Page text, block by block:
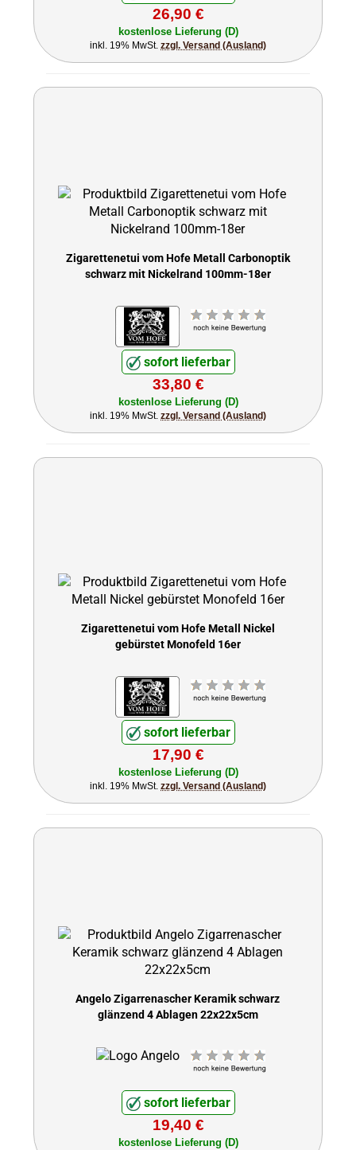
26,90 €
kostenlose Lieferung (D)
inkl. 19% MwSt. zzgl. Versand (Ausland)
Zigarettenetui vom Hofe Metall Carbonoptik
schwarz mit Nickelrand 100mm-18er
sofort lieferbar
33,80 €
kostenlose Lieferung (D)
inkl. 19% MwSt. zzgl. Versand (Ausland)
Zigarettenetui vom Hofe Metall Nickel
gebürstet Monofeld 16er
sofort lieferbar
17,90 €
kostenlose Lieferung (D)
inkl. 19% MwSt. zzgl. Versand (Ausland)
Angelo Zigarrenascher Keramik schwarz
glänzend 4 Ablagen 22x22x5cm
sofort lieferbar
19,40 €
kostenlose Lieferung (D)